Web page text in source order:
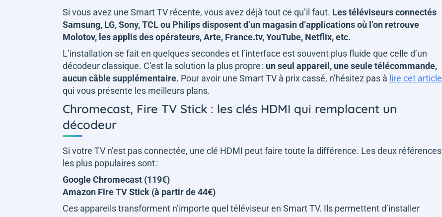
Si vous avez une Smart TV récente, vous avez déjà tout ce qu’il faut. Les téléviseurs connectés
Samsung, LG, Sony, TCL ou Philips disposent d’un magasin d’applications où l’on retrouve
Molotov, les applis des opérateurs, Arte, France.tv, YouTube, Netflix, etc.
L’installation se fait en quelques secondes et l’interface est souvent plus fluide que celle d’un
décodeur classique. C’est la solution la plus propre : un seul appareil, une seule télécommande,
aucun câble supplémentaire. Pour avoir une Smart TV à prix cassé, n'hésitez pas à lire cet article
qui vous présente les meilleurs plans.
Chromecast, Fire TV Stick : les clés HDMI qui remplacent un
décodeur
Si votre TV n’est pas connectée, une clé HDMI peut faire toute la différence. Les deux références
les plus populaires sont :
Google Chromecast (119€)
Amazon Fire TV Stick (à partir de 44€)
Ces appareils transforment n’importe quel téléviseur en Smart TV. Ils permettent d’installer